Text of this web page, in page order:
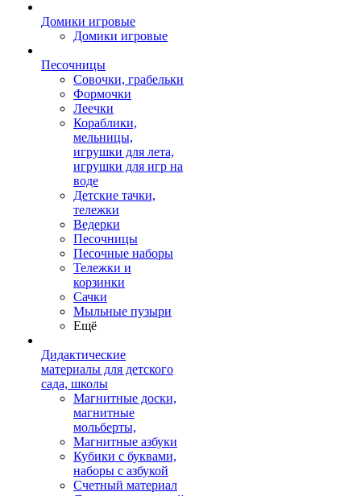
Домики игровые
Домики игровые
Песочницы
Совочки, грабельки
Формочки
Леечки
Кораблики,
мельницы,
игрушки для лета,
игрушки для игр на
воде
Детские тачки,
тележки
Ведерки
Песочницы
Песочные наборы
Тележки и
корзинки
Сачки
Мыльные пузыри
Ещё
Дидактические
материалы для детского
сада, школы
Магнитные доски,
магнитные
мольберты,
Магнитные азбуки
Кубики с буквами,
наборы с азбукой
Счетный материал